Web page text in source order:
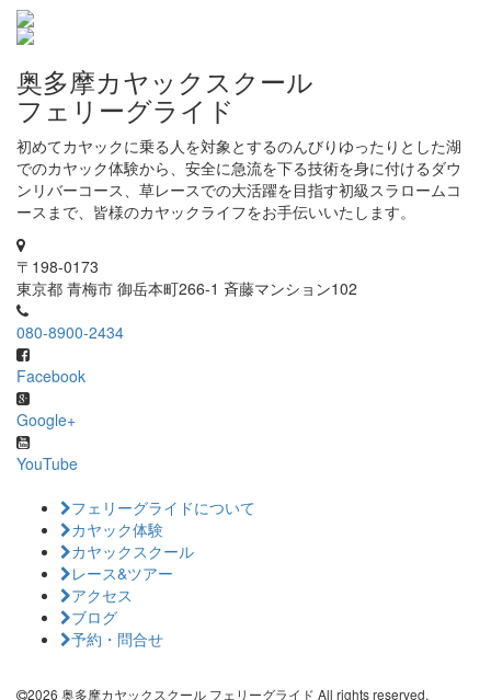
奥多摩カヤックスクール
フェリーグライド
初めてカヤックに乗る人を対象とするのんびりゆったりとした湖
でのカヤック体験から、安全に急流を下る技術を身に付けるダウ
ンリバーコース、草レースでの大活躍を目指す初級スラロームコ
ースまで、皆様のカヤックライフをお手伝いいたします。
〒198-0173
東京都 青梅市 御岳本町266-1 斉藤マンション102
080-8900-2434
Facebook
Google+
YouTube
フェリーグライドについて
カヤック体験
カヤックスクール
レース&ツアー
アクセス
ブログ
予約・問合せ
2026 奥多摩カヤックスクール フェリーグライド All rights reserved.